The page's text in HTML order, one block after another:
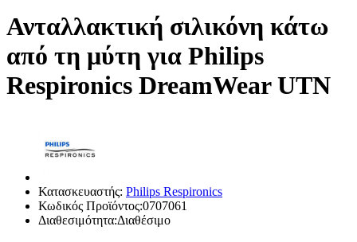
Ανταλλακτική σιλικόνη κάτω
από τη μύτη για Philips
Respironics DreamWear UTN
Κατασκευαστής: Philips Respironics
Κωδικός Προϊόντος:0707061
Διαθεσιμότητα:Διαθέσιμο